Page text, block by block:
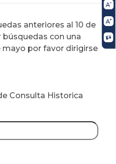
anteriores al 10 de
búsquedas con una
mayo por favor dirigirse
Consulta Historica